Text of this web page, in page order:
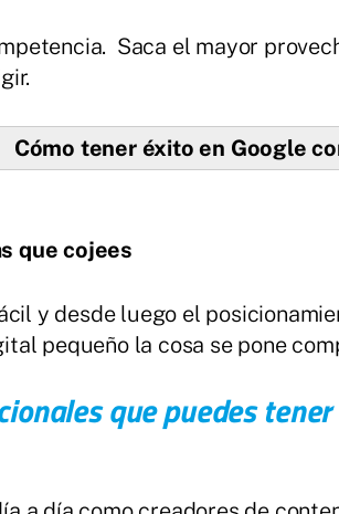
Saca el mayor
Cómo tener éxito en Google
que cojees
y desde luego el
pequeño la cosa se pone
que puedes